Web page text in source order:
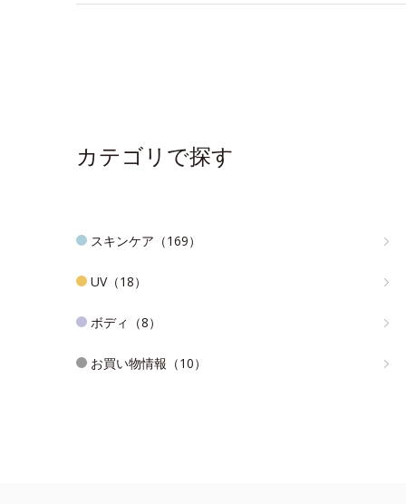
カテゴリで探す
スキンケア（169）
UV（18）
ボディ（8）
お買い物情報（10）